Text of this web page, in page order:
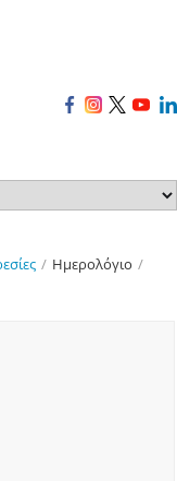
/ Ημερολόγιο /